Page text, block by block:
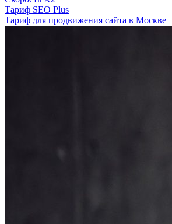
Тариф SEO Plus
Тариф для продвижения сайта в Москве